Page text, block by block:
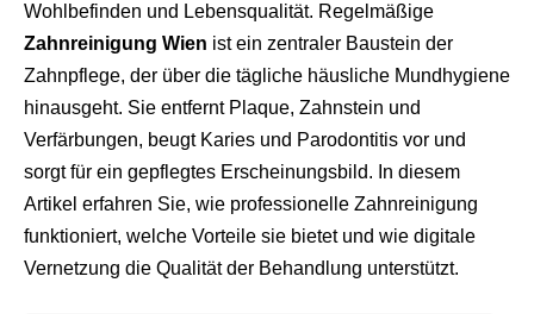
Wohlbefinden und Lebensqualität. Regelmäßige
Zahnreinigung Wien ist ein zentraler Baustein der
Zahnpflege, der über die tägliche häusliche Mundhygiene
hinausgeht. Sie entfernt Plaque, Zahnstein und
Verfärbungen, beugt Karies und Parodontitis vor und
sorgt für ein gepflegtes Erscheinungsbild. In diesem
Artikel erfahren Sie, wie professionelle Zahnreinigung
funktioniert, welche Vorteile sie bietet und wie digitale
Vernetzung die Qualität der Behandlung unterstützt.